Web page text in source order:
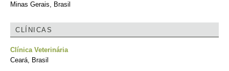
Minas Gerais, Brasil
CLÍNICAS
Clínica Veterinária
Ceará, Brasil